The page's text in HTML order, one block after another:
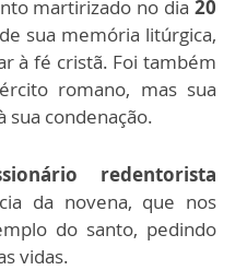
martirizado no dia 20
sua memória litúrgica,
à fé cristã. Foi também
romano, mas sua
sua condenação.
redentorista
da novena, que nos
do santo, pedindo
vidas.